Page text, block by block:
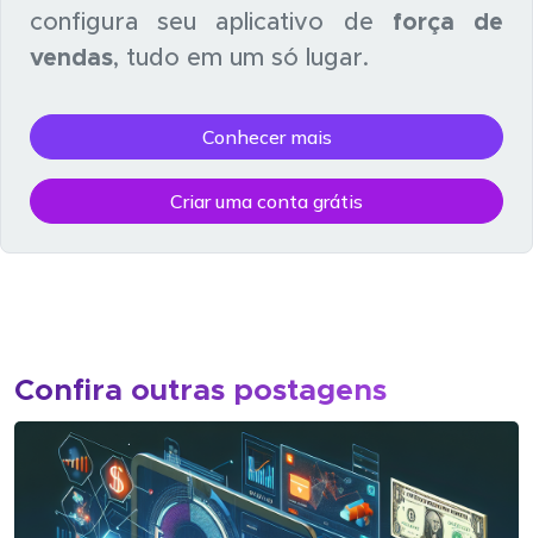
configura seu aplicativo de força de
vendas, tudo em um só lugar.
Conhecer mais
Criar uma conta grátis
Confira outras postagens